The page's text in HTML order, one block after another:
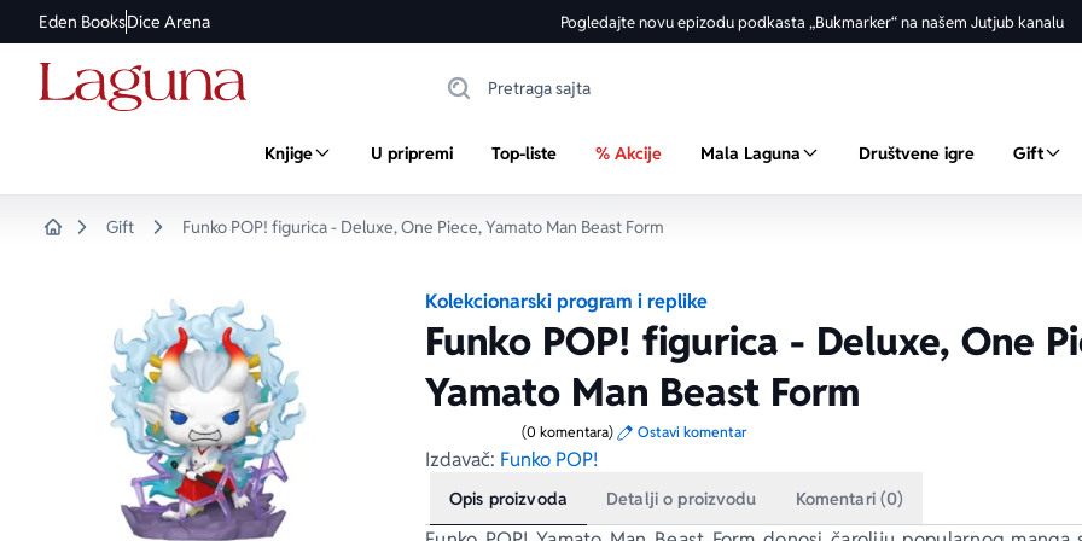
Eden BooksDice Arena Pogledajte novu epizodu podkasta „Bukmarker“ na našem Jutjub kanalu
Knjige U pripremi Top-liste % Akcije Mala Laguna Društvene igre Gift
Gift Funko POP! figurica - Deluxe, One Piece, Yamato Man Beast Form
Kolekcionarski program i replike
Funko POP! figurica - Deluxe, One
Yamato Man Beast Form
(0 komentara) Ostavi komentar
Izdavač: Funko POP!
Opis proizvoda Detalji o proizvodu Komentari (0)